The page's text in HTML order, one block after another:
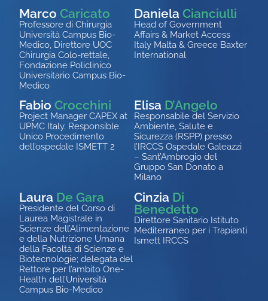
Marco Caricato
Professore di Chirurgia
Università Campus Bio-
Medico, Direttore UOC
Chirurgia Colo-rettale,
Fondazione Policlinico
Universitario Campus Bio-
Medico
Daniela Cianciulli
Head of Government
Affairs & Market Access
Italy Malta & Greece Baxter
International
Fabio Crocchini
Project Manager CAPEX at
UPMC Italy. Responsible
Unico Procedimento
dell’ospedale ISMETT 2
Elisa D’Angelo
Responsabile del Servizio
Ambiente, Salute e
Sicurezza (RSPP) presso
l’IRCCS Ospedale Galeazzi
– Sant’Ambrogio del
Gruppo San Donato a
Milano
Laura De Gara
Presidente del Corso di
Laurea Magistrale in
Scienze dell’Alimentazione
e della Nutrizione Umana
della Facoltà di Scienze e
Biotecnologie; delegata del
Rettore per l’ambito One-
Health dell’Università
Campus Bio-Medico
Cinzia Di
Benedetto
Direttore Sanitario Istituto
Mediterraneo per i Trapianti
Ismett IRCCS